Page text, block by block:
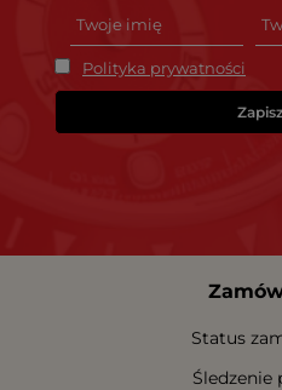
Polityka prywatności
Status
Śledzenie